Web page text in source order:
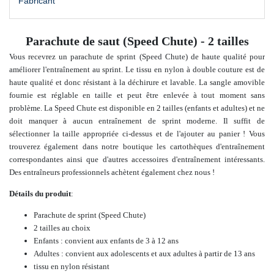
Parachute de saut (Speed Chute) - 2 tailles
Vous recevrez un parachute de sprint (Speed Chute) de haute qualité pour
améliorer l'entraînement au sprint.Le tissu en nylon à double couture est de
haute qualité et donc résistant à la déchirure et lavable. La sangle amovible
fournie est réglable en taille et peut être enlevée à tout moment sans
problème. La Speed Chute est disponible en 2 tailles (enfants et adultes) et ne
doit manquer à aucun entraînement de sprint moderne. Il suffit de
sélectionner la taille appropriée ci-dessus et de l'ajouter au panier ! Vous
trouverez également dans notre boutique les cartothèques d'entraînement
correspondantes ainsi que d'autres accessoires d'entraînement intéressants.
Des entraîneurs professionnels achètent également chez nous !
Détails du produit:
Parachute de sprint (Speed Chute)
2 tailles au choix
Enfants : convient aux enfants de 3 à 12 ans
Adultes : convient aux adolescents et aux adultes à partir de 13 ans
tissu en nylon résistant